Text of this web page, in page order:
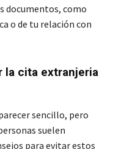
documentos, como
o de tu relación con
la cita extranjeria
sencillo, pero
suelen
para evitar estos